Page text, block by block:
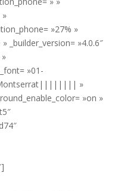
»27% »
_builder_version= »4.0.6″
»01-
»
»on »